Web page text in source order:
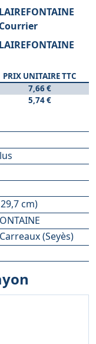
PRIX UNITAIRE TTC
7,66 €
5,74 €
cm)
(Seyès)